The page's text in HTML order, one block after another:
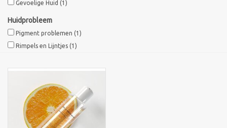
Mila d'Opiz
Fusion Meso
Gevoelige Huid (1)
Huidprobleem
Pigment problemen (1)
Rimpels en Lijntjes (1)